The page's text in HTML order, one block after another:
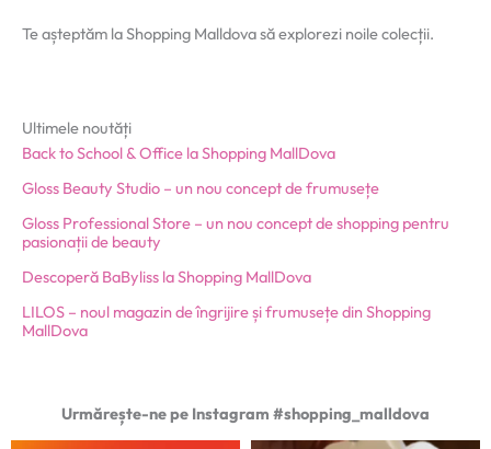
Te așteptăm la Shopping Malldova să explorezi noile colecții.
Ultimele noutăți
Back to School & Office la Shopping MallDova
Gloss Beauty Studio – un nou concept de frumusețe
Gloss Professional Store – un nou concept de shopping pentru
pasionații de beauty
Descoperă BaByliss la Shopping MallDova
LILOS – noul magazin de îngrijire și frumusețe din Shopping
MallDova
Urmărește-ne pe Instagram #shopping_malldova